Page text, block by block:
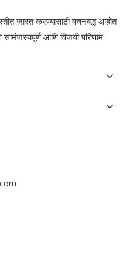
जास्त करण्यासाठी वचनबद्ध आहोत
आणि विजयी परिणाम